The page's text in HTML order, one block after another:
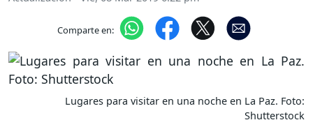
Comparte en:
Lugares para visitar en una noche en La Paz. Foto:
Shutterstock